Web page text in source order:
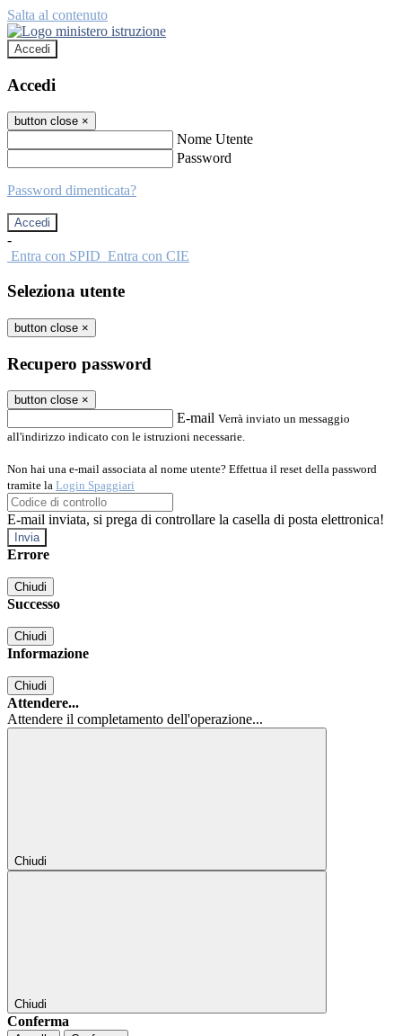
Salta al contenuto
Accedi
Accedi
button close ×
Nome Utente
Password
Password dimenticata?
-
Entra con SPID Entra con CIE
Seleziona utente
button close ×
Recupero password
button close ×
E-mail Verrà inviato un messaggio
all'indirizzo indicato con le istruzioni necessarie.
Non hai una e-mail associata al nome utente? Effettua il reset della password
tramite la Login Spaggiari
E-mail inviata, si prega di controllare la casella di posta elettronica!
Errore
Chiudi
Successo
Chiudi
Informazione
Chiudi
Attendere...
Attendere il completamento dell'operazione...
Chiudi
Chiudi
Conferma